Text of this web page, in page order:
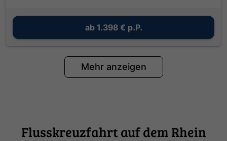
ab 1.398 € p.P.
Mehr anzeigen
Flusskreuzfahrt auf dem Rhein